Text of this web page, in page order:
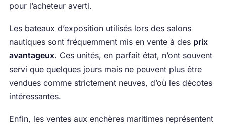
pour l’acheteur averti.
Les bateaux d’exposition utilisés lors des salons
nautiques sont fréquemment mis en vente à des prix
avantageux. Ces unités, en parfait état, n’ont souvent
servi que quelques jours mais ne peuvent plus être
vendues comme strictement neuves, d’où les décotes
intéressantes.
Enfin, les ventes aux enchères maritimes représentent